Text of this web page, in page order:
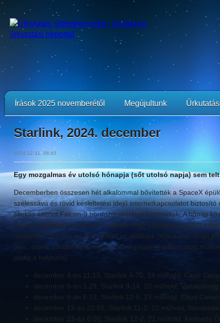
Írások 2025 novemberétől Megújultunk
Starlink, 2024. december
2024.12.31. 08:45
Egy mozgalmas év utolsó hónapja (sőt utolsó napja) sem
Decemberben összesen hét alkalommal bővítették a SpaceX
szélessávú és rövid késleltetési idejű internetkapcsolatot biztosító
szokás szerint Falcon-9 hordozórakétákat használtak. A hónap
szünet, miközben a Falcon-9 rakéták négy alkalommal külső
decemberi Starlink startok adatait az alábbiak (elöl a nap, majd
perc, utána a küldetés sorszáma, az egyszerre felbocsátott
pedig a helyszín):
december 4-én 11:13, Starlink 6-70, 24 műhold, Cape
december 5-én 1:29, Starlink 9-14, 20 műhold,
december 8-án 6:12, Starlink 12-5, 23 műhold, Cape
december 13-án 22:55, Starlink 11-2, 22 műhold,
december 23-án 6:00, Starlink 12-2, 21 műhold, Kennedy